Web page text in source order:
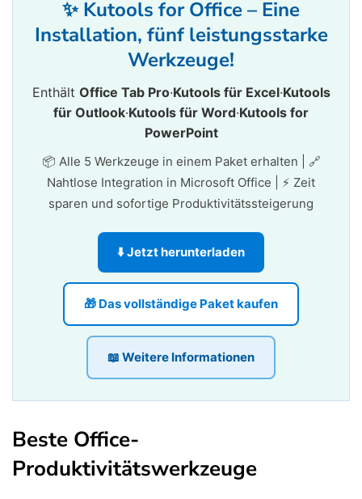
✨ Kutools for Office – Eine
Installation, fünf leistungsstarke
Werkzeuge!
Enthält Office Tab Pro·Kutools für Excel·Kutools
für Outlook·Kutools für Word·Kutools for
PowerPoint
📦 Alle 5 Werkzeuge in einem Paket erhalten | 🔗
Nahtlose Integration in Microsoft Office | ⚡ Zeit
sparen und sofortige Produktivitätssteigerung
⬇️ Jetzt herunterladen
🎁 Das vollständige Paket kaufen
📖 Weitere Informationen
Beste Office-
Produktivitätswerkzeuge